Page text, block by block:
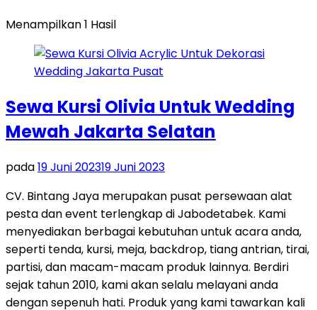
Menampilkan 1 Hasil
Sewa Kursi Olivia Untuk Wedding
Mewah Jakarta Selatan
pada19 Juni 202319 Juni 2023
CV. Bintang Jaya merupakan pusat persewaan alat
pesta dan event terlengkap di Jabodetabek. Kami
menyediakan berbagai kebutuhan untuk acara anda,
seperti tenda, kursi, meja, backdrop, tiang antrian, tirai,
partisi, dan macam-macam produk lainnya. Berdiri
sejak tahun 2010, kami akan selalu melayani anda
dengan sepenuh hati. Produk yang kami tawarkan kali